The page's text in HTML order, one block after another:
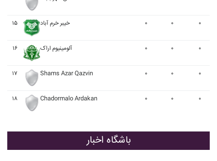
۱۵ خيبر خرم آباد ۰ ۰ ۰
۱۶ آلومينيوم اراک ۰ ۰ ۰
۱۷ Shams Azar Qazvin ۰ ۰ ۰
۱۸ Chadormalo Ardakan ۰ ۰ ۰
باشگاه اخبار